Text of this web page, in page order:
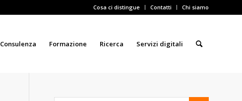
Cosa ci distingue Contatti Chi siamo
Consulenza Formazione Ricerca Servizi digitali